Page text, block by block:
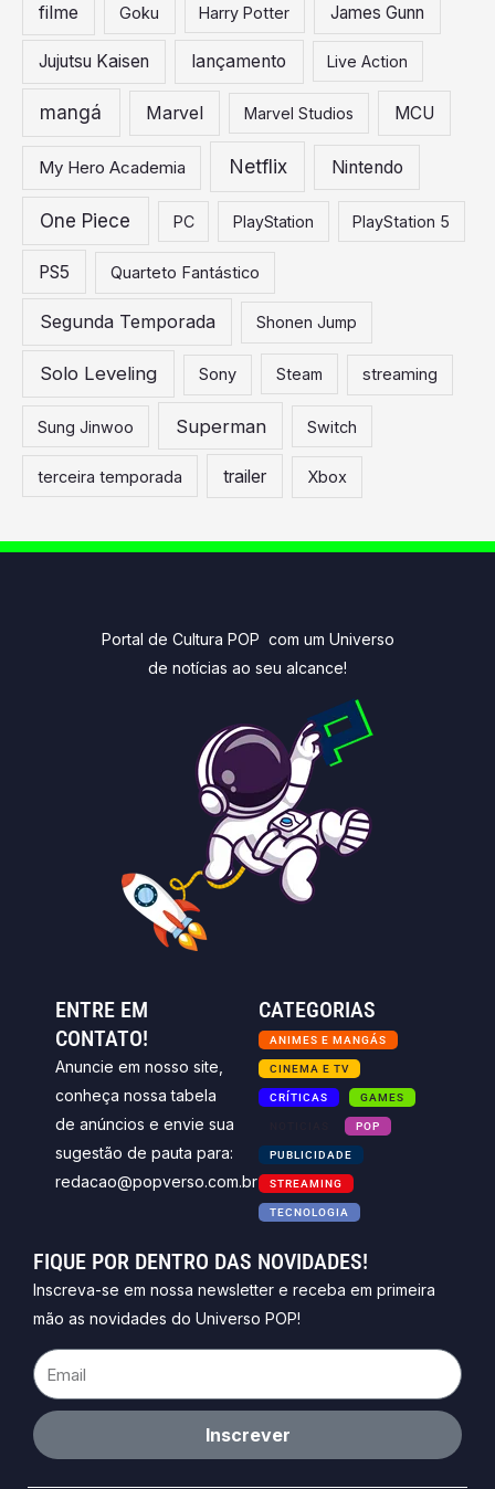
filme Goku Harry Potter James Gunn
Jujutsu Kaisen lançamento Live Action
mangá Marvel Marvel Studios MCU
My Hero Academia Netflix Nintendo
One Piece PC PlayStation PlayStation 5
PS5 Quarteto Fantástico
Segunda Temporada Shonen Jump
Solo Leveling Sony Steam streaming
Sung Jinwoo Superman Switch
terceira temporada trailer Xbox
Portal de Cultura POP com um Universo
de notícias ao seu alcance!
ENTRE EM
CONTATO!
Anuncie em nosso site,
conheça nossa tabela
de anúncios e envie sua
sugestão de pauta para:
redacao@popverso.com.br
CATEGORIAS
ANIMES E MANGÁS
CINEMA E TV
CRÍTICAS GAMES
POP
PUBLICIDADE
STREAMING
TECNOLOGIA
FIQUE POR DENTRO DAS NOVIDADES!
Inscreva-se em nossa newsletter e receba em primeira
mão as novidades do Universo POP!
Email
Inscrever